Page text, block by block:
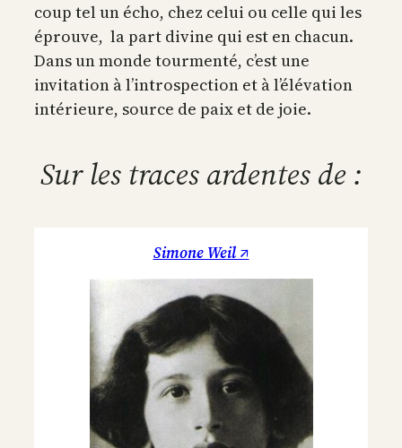
coup tel un écho, chez celui ou celle qui les
éprouve, la part divine qui est en chacun.
Dans un monde tourmenté, c’est une
invitation à l’introspection et à l’élévation
intérieure, source de paix et de joie.
Sur les traces ardentes de :
Simone Weil ↗